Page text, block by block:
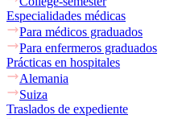
Especialidades médicas
Para médicos graduados
Para enfermeros graduados
Prácticas en hospitales
Alemania
Suiza
Traslados de expediente